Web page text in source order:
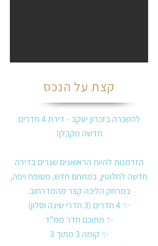
קצת על הנכס
להשכרה בזכרון יעקב - דירת 4 חדרים
חדשה מקבלן!
הזדמנות להיות הראשונים שגרים בדירה
חדשה לחלוטין, במתחם חדש, מטופח ויפה,
במרחק הליכה קצר מהמדרחוב.
✨ 4 חדרים (3 חדרי שינה וסלון)
✨ מתוכם חדר ממ"ד
✨ קומה 3 מתוך 3